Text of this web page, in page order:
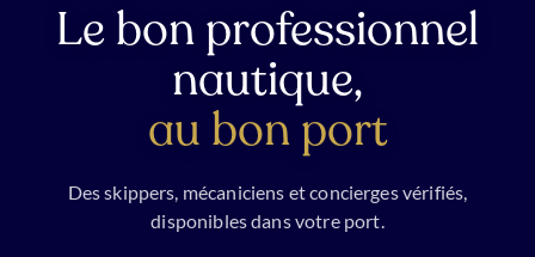
Le bon professionnel
nautique,
au bon port
Des skippers, mécaniciens et concierges vérifiés,
disponibles dans votre port.